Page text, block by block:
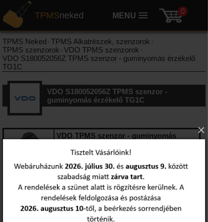
×
MENU
TPMSneked 0
TPMS Neked ›TPMS Alkatrészek, szenzorok ›
TPMS szenzorok ›VDO TPMS szenzorok ›
VDO S180052056Z TPMS szenzor - guminyomás érzékelő
TG1C
VDO S180052056Z TPMS szenzor -
guminyomás érzékelő TG1C
VDO TPMS szenzor - guminyomás
S180052056Z
bruttó kedvezményes ár: ajánlat kérése
Sebesség határ 250 Km/h
Frekvencia 434 Mhz
Szelep Szeleppel